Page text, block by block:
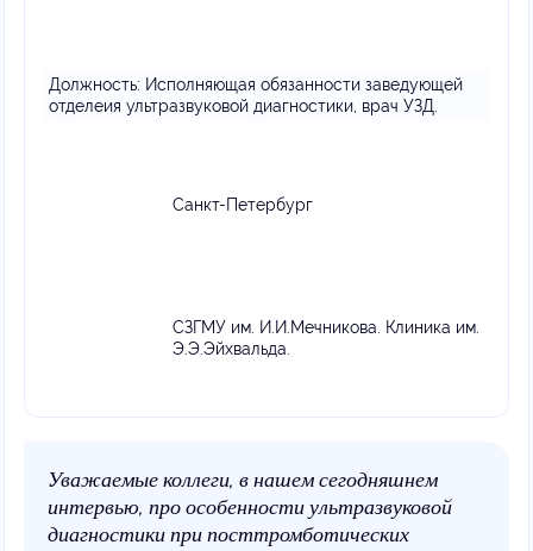
Должность: Исполняющая обязанности заведующей
отделеия ультразвуковой диагностики, врач УЗД.
Санкт-Петербург
СЗГМУ им. И.И.Мечникова. Клиника им.
Э.Э.Эйхвальда.
Уважаемые коллеги, в нашем сегодняшнем
интервью, про особенности ультразвуковой
диагностики при посттромботических